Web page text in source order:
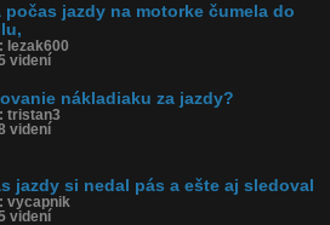
sa mobilu, skoro havaroval,
nákladiaku, sledoval mobil, mobilom v
počas jazdy na motorke čumela do
lezak600
videní
nákladiaku za jazdy?
tristan3
videní
jazdy si nedal pás a ešte aj sledoval
vycapnik
videní